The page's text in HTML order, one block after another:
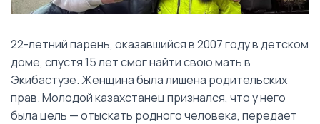
22-летний парень, оказавшийся в 2007 году в детском
доме, спустя 15 лет смог найти свою мать в
Экибастузе. Женщина была лишена родительских
прав. Молодой казахстанец признался, что у него
была цель — отыскать родного человека, передает